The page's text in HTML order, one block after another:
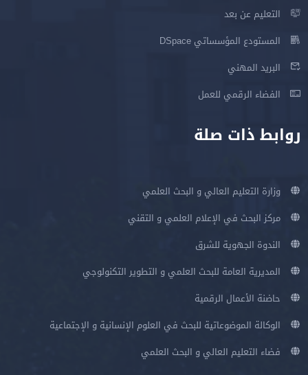
التعليم عن بعد
المستودع المؤسساتي DSpace
البريد المهني
الفضاء الرقمي للعمل
روابط ذات صلة
وزارة التعليم العالي و البحث العلمي
مركز البحث في الإعلام العلمي و التقني
الندوة الجهوية للشرق
المديرية العامة للبحث العلمي و التطوير التكنولوجي
حاضنة الأعمال الرقمية
الوكالة الموضوعاتية للبحث في العلوم الإنسانية و الإجتماعية
فضاء التعليم العالي و البحث العلمي